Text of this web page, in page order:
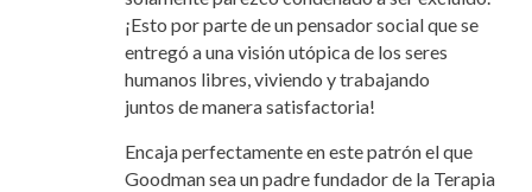
¡Esto por parte de un pensador social que se
entregó a una visión utópica de los seres
humanos libres, viviendo y trabajando
juntos de manera satisfactoria!
Encaja perfectamente en este patrón el que
Goodman sea un padre fundador de la Terapia